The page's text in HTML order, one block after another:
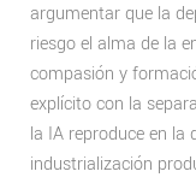
argumentar que la
riesgo el alma de la
compasión y
explícito con la
la IA reproduce en la
industrialización